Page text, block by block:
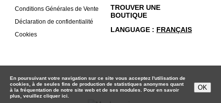
Conditions Générales de Vente
Déclaration de confidentialité
Cookies
TROUVER UNE
BOUTIQUE
LANGUAGE
FRANÇAIS
En poursuivant votre navigation sur ce site vous acceptez l'utilisation de
cookies, à de seules fins de production de statistiques anonymes quant
à la fréquentation de notre site web et de ses modules. Pour en savoir
plus, veuillez cliquer ici.
OK